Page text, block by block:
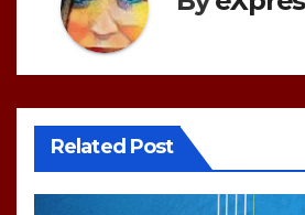
Related Post